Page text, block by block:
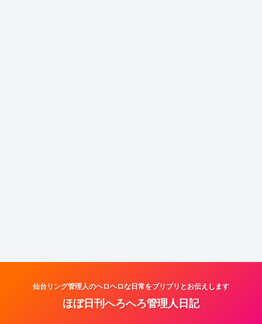
仙台リング管理人のヘロヘロな日常をブリブリとお伝えします
ほぼ日刊へろへろ管理人日記